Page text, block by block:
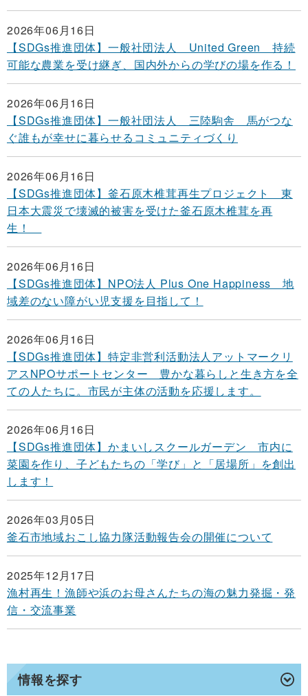
情報を探す
2026年06月16日
【SDGs推進団体】一般社団法人 United Green 持続
可能な農業を受け継ぎ、国内外からの学びの場を作る！
2026年06月16日
【SDGs推進団体】一般社団法人 三陸駒舎 馬がつな
ぐ誰もが幸せに暮らせるコミュニティづくり
2026年06月16日
【SDGs推進団体】釜石原木椎茸再生プロジェクト 東
日本大震災で壊滅的被害を受けた釜石原木椎茸を再
生！
2026年06月16日
【SDGs推進団体】NPO法人 Plus One Happiness 地
域差のない障がい児支援を目指して！
2026年06月16日
【SDGs推進団体】特定非営利活動法人アットマークリ
アスNPOサポートセンター 豊かな暮らしと生き方を全
ての人たちに。市民が主体の活動を応援します。
2026年06月16日
【SDGs推進団体】かまいしスクールガーデン 市内に
菜園を作り、子どもたちの「学び」と「居場所」を創出
します！
2026年03月05日
釜石市地域おこし協力隊活動報告会の開催について
2025年12月17日
漁村再生！漁師や浜のお母さんたちの海の魅力発掘・発
信・交流事業